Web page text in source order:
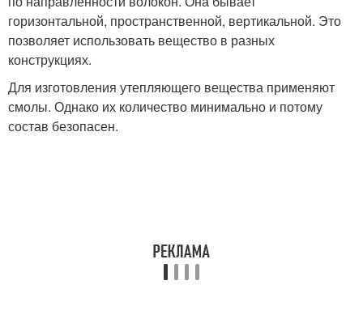
горизонтальной, пространственной, вертикальной. Это
позволяет использовать вещество в разных
конструкциях.
Для изготовления утепляющего вещества применяют
смолы. Однако их количество минимально и потому
состав безопасен.